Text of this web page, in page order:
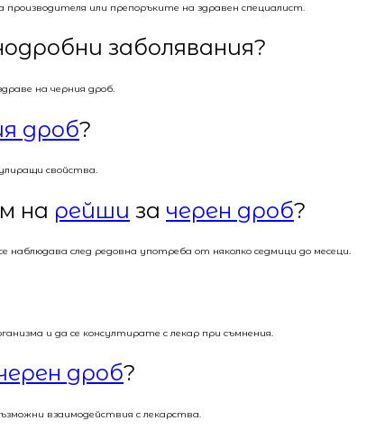
или препоръките на здравен специалист.
заболявания?
на черния дроб.
дроб?
свойства.
на рейши за черен дроб?
след редовна употреба от няколко седмици до месеци.
и да се консултирате с лекар при съмнения.
дроб?
взаимодействия с лекарства.